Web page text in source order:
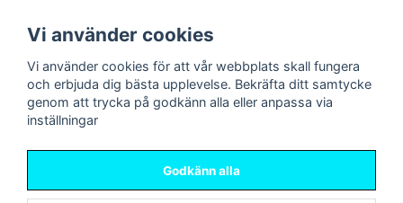
Navigering
Nyheter!
Förbeställning
Mitt konto
Logga in
Registrera dig
Glömt lösenord?
Sociala medier
Vi använder cookies
Vi använder cookies för att vår webbplats skall fungera
och erbjuda dig bästa upplevelse. Bekräfta ditt samtycke
genom att trycka på godkänn alla eller anpassa via
inställningar
Godkänn alla